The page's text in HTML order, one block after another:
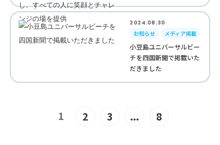
2024.08.30
お知らせ
メディア掲載
小豆島ユニバーサルビー
チを四国新聞で掲載いた
だきました
1 2 3 ... 8